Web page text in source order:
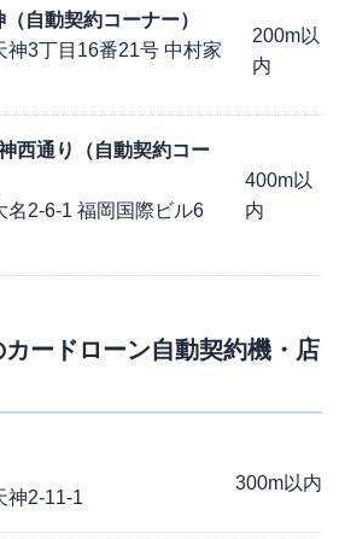
自動契約コーナー）
神3丁目16番21号 中村家
200m以
内
西通り（自動契約コー
名2-6-1 福岡国際ビル6
400m以
内
カードローン自動契約機・店
神2-11-1
300m以内